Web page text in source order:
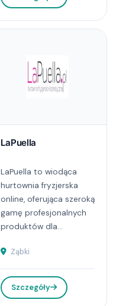
LaPuella
LaPuella to wiodąca
hurtownia fryzjerska
online, oferująca szeroką
gamę profesjonalnych
produktów dla...
Ząbki
Szczegóły